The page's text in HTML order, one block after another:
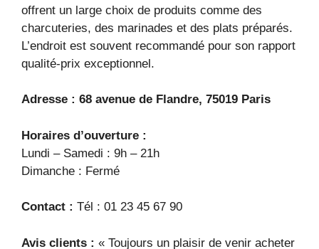
offrent un large choix de produits comme des
charcuteries, des marinades et des plats préparés.
L’endroit est souvent recommandé pour son rapport
qualité-prix exceptionnel.
Adresse : 68 avenue de Flandre, 75019 Paris
Horaires d’ouverture :
Lundi – Samedi : 9h – 21h
Dimanche : Fermé
Contact : Tél : 01 23 45 67 90
Avis clients : « Toujours un plaisir de venir acheter